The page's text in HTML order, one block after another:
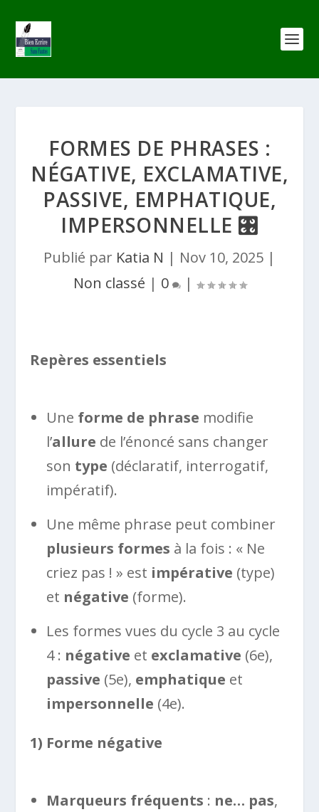
FORMES DE PHRASES :
NÉGATIVE, EXCLAMATIVE,
PASSIVE, EMPHATIQUE,
IMPERSONNELLE 🎛️
Publié par Katia N | Nov 10, 2025 |
Non classé | 0 |
Repères essentiels
Une forme de phrase modifie
l’allure de l’énoncé sans changer
son type (déclaratif, interrogatif,
impératif).
Une même phrase peut combiner
plusieurs formes à la fois : « Ne
criez pas ! » est impérative (type)
et négative (forme).
Les formes vues du cycle 3 au cycle
4 : négative et exclamative (6e),
passive (5e), emphatique et
impersonnelle (4e).
1) Forme négative
Marqueurs fréquents : ne… pas,